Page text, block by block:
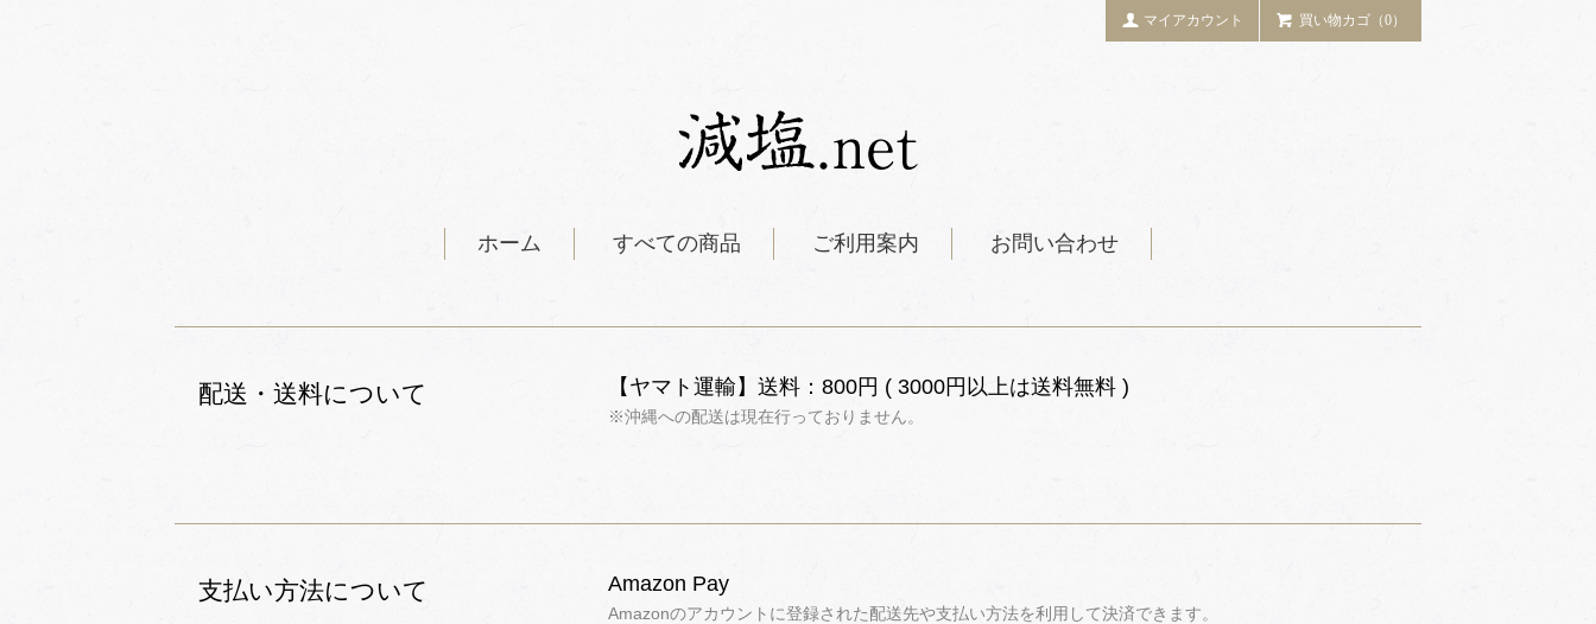
買い物カゴ（0）
マイアカウント
ホーム すべての商品 ご利用案内 お問い合わせ
配送・送料について 【ヤマト運輸】送料：800円 ( 3000円以上は送料無料 )
※沖縄への配送は現在行っておりません。
支払い方法について Amazon Pay
Amazonのアカウントに登録された配送先や支払い方法を利用して決済できます。